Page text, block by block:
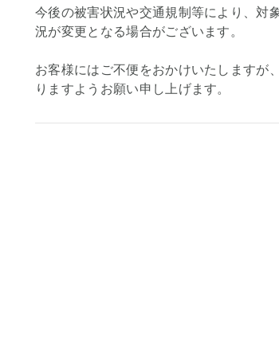
今後の被害状況や交通規制等により、対
況が変更となる場合がございます。
お客様にはご不便をおかけいたしますが
りますようお願い申し上げます。